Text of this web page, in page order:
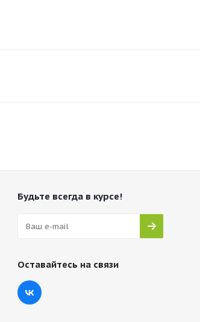
Будьте всегда в курсе!
Оставайтесь на связи